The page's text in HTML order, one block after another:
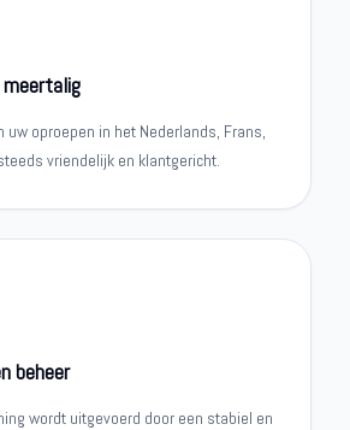
uw oproepen in het Nederlands, Frans,
vriendelijk en klantgericht.
beheer
wordt uitgevoerd door een stabiel en